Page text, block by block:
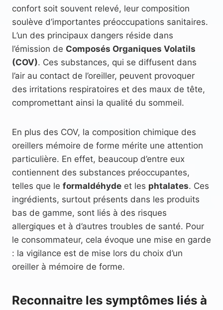
confort soit souvent relevé, leur composition
soulève d’importantes préoccupations sanitaires.
L’un des principaux dangers réside dans
l’émission de Composés Organiques Volatils
(COV). Ces substances, qui se diffusent dans
l’air au contact de l’oreiller, peuvent provoquer
des irritations respiratoires et des maux de tête,
compromettant ainsi la qualité du sommeil.
En plus des COV, la composition chimique des
oreillers mémoire de forme mérite une attention
particulière. En effet, beaucoup d’entre eux
contiennent des substances préoccupantes,
telles que le formaldéhyde et les phtalates. Ces
ingrédients, surtout présents dans les produits
bas de gamme, sont liés à des risques
allergiques et à d’autres troubles de santé. Pour
le consommateur, cela évoque une mise en garde
: la vigilance est de mise lors du choix d’un
oreiller à mémoire de forme.
Reconnaitre les symptômes liés à